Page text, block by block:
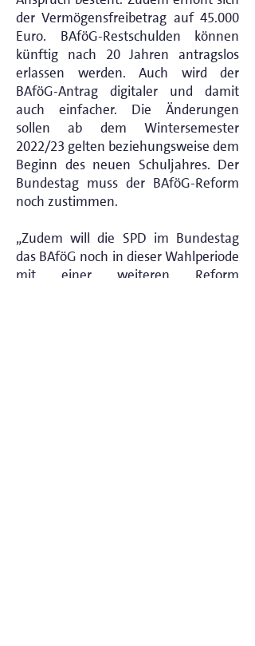
der Vermögensfreibetrag auf 45.000
Euro. BAföG-Restschulden können
künftig nach 20 Jahren antragslos
erlassen werden. Auch wird der
BAföG-Antrag digitaler und damit
auch einfacher. Die Änderungen
sollen ab dem Wintersemester
2022/23 gelten beziehungsweise dem
Beginn des neuen Schuljahres. Der
Bundestag muss der BAföG-Reform
noch zustimmen.
„Zudem will die SPD im Bundestag
das BAföG noch in dieser Wahlperiode
mit einer weiteren Reform